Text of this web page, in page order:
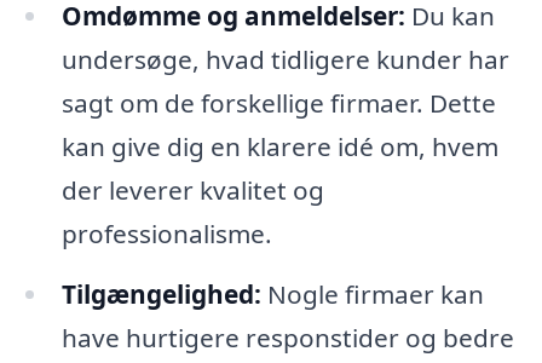
Omdømme og anmeldelser: Du kan
undersøge, hvad tidligere kunder har
sagt om de forskellige firmaer. Dette
kan give dig en klarere idé om, hvem
der leverer kvalitet og
professionalisme.
Tilgængelighed: Nogle firmaer kan
have hurtigere responstider og bedre